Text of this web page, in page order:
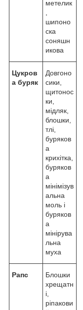
метелик
шипоно
ска
соняшн
икова
Цукров
а буряк
Довгоно
сики,
щитонос
ки,
мідляк,
блошки,
тлі,
буряков
а
крихітка,
буряков
а
мінімізув
альна
моль і
буряков
а
мінірува
льна
муха
Рапс
Блошки
хрещатн
і,
ріпакови